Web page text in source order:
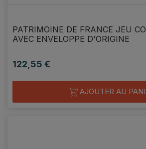
PATRIMOINE DE FRANCE JEU
AVEC ENVELOPPE D'ORIGINE
Prix
122,55 €
AJOUTER AU